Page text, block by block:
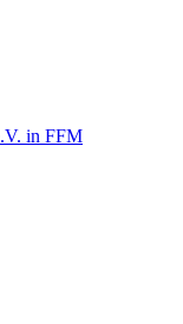
in FFM